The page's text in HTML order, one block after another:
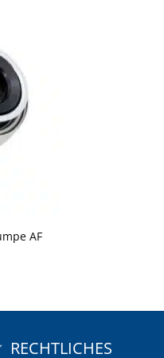
AF
RECHTLICHES